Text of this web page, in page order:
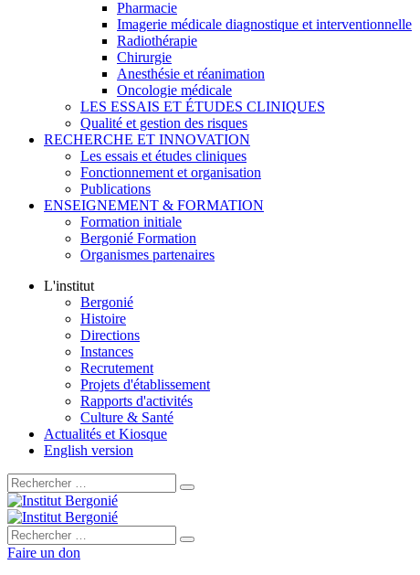
Pharmacie
Imagerie médicale diagnostique et interventionnelle
Radiothérapie
Chirurgie
Anesthésie et réanimation
Oncologie médicale
LES ESSAIS ET ÉTUDES CLINIQUES
Qualité et gestion des risques
RECHERCHE ET INNOVATION
Les essais et études cliniques
Fonctionnement et organisation
Publications
ENSEIGNEMENT & FORMATION
Formation initiale
Bergonié Formation
Organismes partenaires
L'institut
Bergonié
Histoire
Directions
Instances
Recrutement
Projets d'établissement
Rapports d'activités
Culture & Santé
Actualités et Kiosque
English version
Rechercher :
Rechercher :
Faire un don